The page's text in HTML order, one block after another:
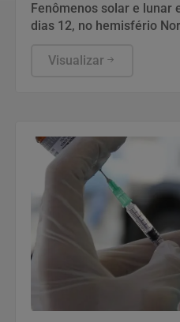
Fenômenos solar e lunar
dias 12, no hemisfério
Visualizar